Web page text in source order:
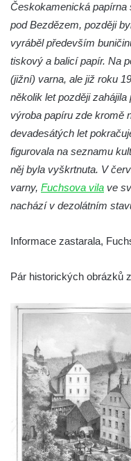
Královská mincovna v
Chudobinec Franze
Kamenici
Dům čp. 26 ve
Dům čp. 31 ve
Dům čp. 155 ve
Dům čp. 33 – bývalá
Bývalá fara ve
Dům ev.č. 26 ve
Torzo domu čp. 6 ve
Ludwig Breitfeld,
Pivovar Chalupník v
Spořitelna v Turnově
Hostinec ve Svojkově
Dům obuvi Baťa v
Hotel Cristal v
Spořitelna a muzeum
Českokamenická
pod Bezdězem, později
vyráběl především
tiskový a balicí papír. Na
(jižní) varna, ale již roku
několik let později
výroba papíru zde kromě
devadesátých let
figurovala na seznamu
něj byla vyškrtnuta. V
varny, Fuchsova vila ve
nachází v dezolátním
Informace zastarala,
Pár historických obrázků